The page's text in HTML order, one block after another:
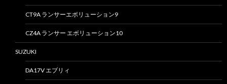
CT9A ランサーエボリューション9
CZ4A ランサー エボリューション10
SUZUKI
DA17V エブリィ